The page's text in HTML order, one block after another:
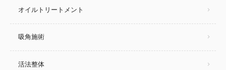
オイルトリートメント
吸角施術
活法整体